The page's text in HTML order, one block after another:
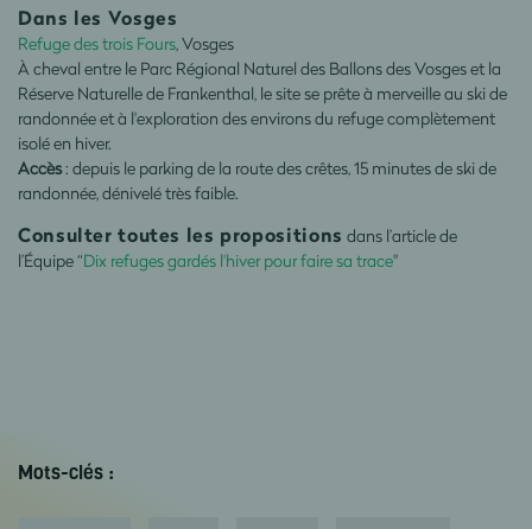
Dans les Vosges
Refuge des trois Fours, Vosges
À cheval entre le Parc Régional Naturel des Ballons des Vosges et la
Réserve Naturelle de Frankenthal, le site se prête à merveille au ski de
randonnée et à l'exploration des environs du refuge complètement
isolé en hiver.
Accès: depuis le parking de la route des crêtes, 15 minutes de ski de
randonnée, dénivelé très faible.
Consulter toutes les propositions dans l’article de
l’Équipe “Dix refuges gardés l'hiver pour faire sa trace"
Mots-clés :